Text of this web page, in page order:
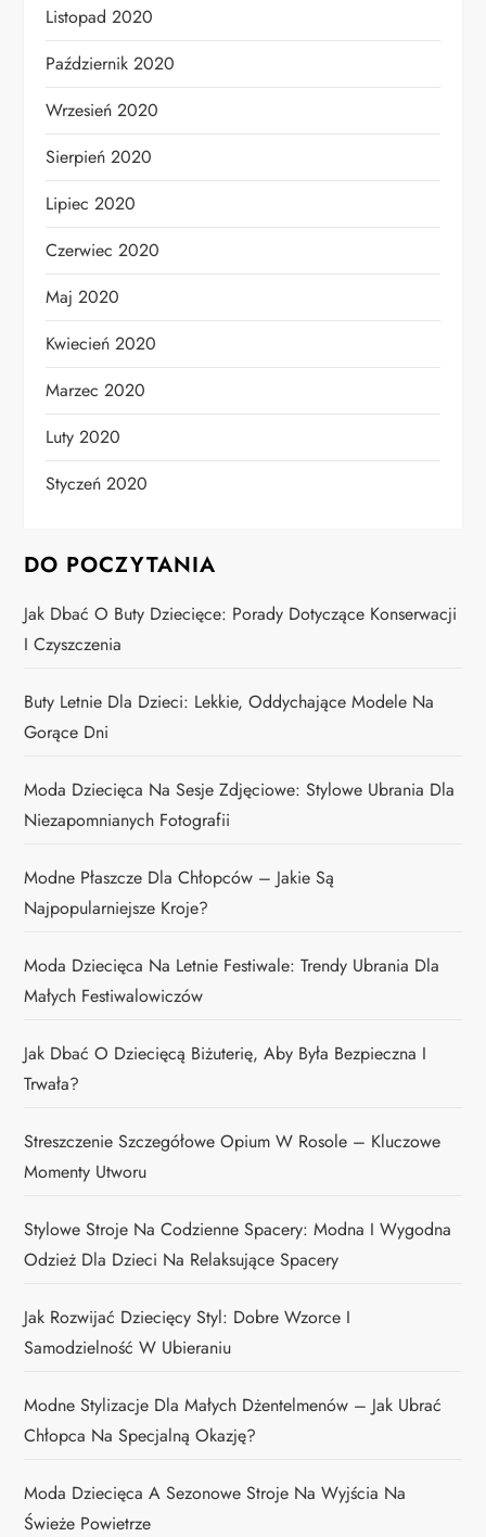
Listopad 2020
Październik 2020
Wrzesień 2020
Sierpień 2020
Lipiec 2020
Czerwiec 2020
Maj 2020
Kwiecień 2020
Marzec 2020
Luty 2020
Styczeń 2020
DO POCZYTANIA
Jak Dbać O Buty Dziecięce: Porady Dotyczące Konserwacji
I Czyszczenia
Buty Letnie Dla Dzieci: Lekkie, Oddychające Modele Na
Gorące Dni
Moda Dziecięca Na Sesje Zdjęciowe: Stylowe Ubrania Dla
Niezapomnianych Fotografii
Modne Płaszcze Dla Chłopców – Jakie Są
Najpopularniejsze Kroje?
Moda Dziecięca Na Letnie Festiwale: Trendy Ubrania Dla
Małych Festiwalowiczów
Jak Dbać O Dziecięcą Biżuterię, Aby Była Bezpieczna I
Trwała?
Streszczenie Szczegółowe Opium W Rosole – Kluczowe
Momenty Utworu
Stylowe Stroje Na Codzienne Spacery: Modna I Wygodna
Odzież Dla Dzieci Na Relaksujące Spacery
Jak Rozwijać Dziecięcy Styl: Dobre Wzorce I
Samodzielność W Ubieraniu
Modne Stylizacje Dla Małych Dżentelmenów – Jak Ubrać
Chłopca Na Specjalną Okazję?
Moda Dziecięca A Sezonowe Stroje Na Wyjścia Na
Świeże Powietrze